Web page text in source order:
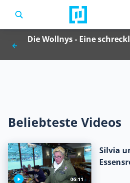
Die Wollnys - Eine
Beliebteste Videos
06:11
Silvia